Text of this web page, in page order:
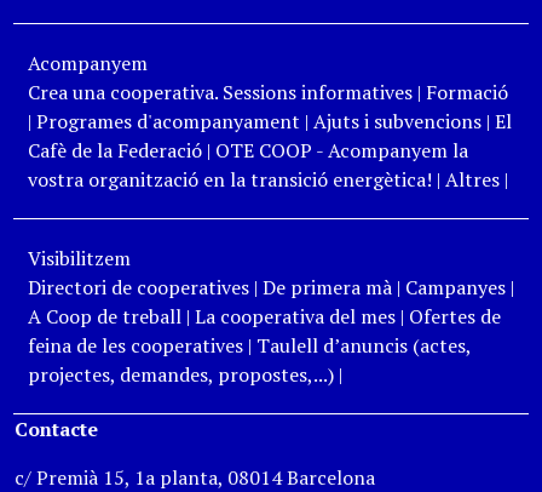
Acompanyem
Crea una cooperativa. Sessions informatives| Formació
| Programes d'acompanyament | Ajuts i subvencions| El
Cafè de la Federació| OTE COOP - Acompanyem la
vostra organització en la transició energètica! | Altres|
Visibilitzem
Directori de cooperatives| De primera mà| Campanyes|
A Coop de treball| La cooperativa del mes| Ofertes de
feina de les cooperatives| Taulell d’anuncis (actes,
projectes, demandes, propostes,...)|
Contacte
c/ Premià 15, 1a planta, 08014 Barcelona